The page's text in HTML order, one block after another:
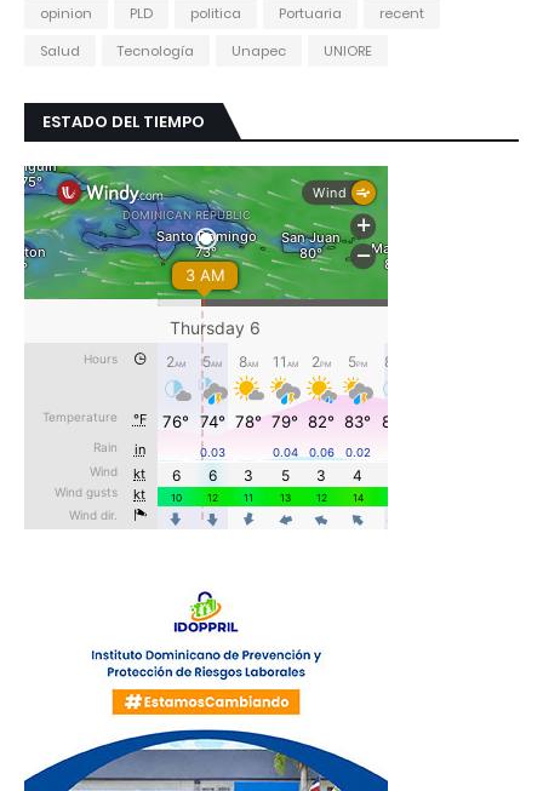
opinion
PLD politica Portuaria
recent
Salud
Tecnología Unapec UNIORE
ESTADO DEL TIEMPO